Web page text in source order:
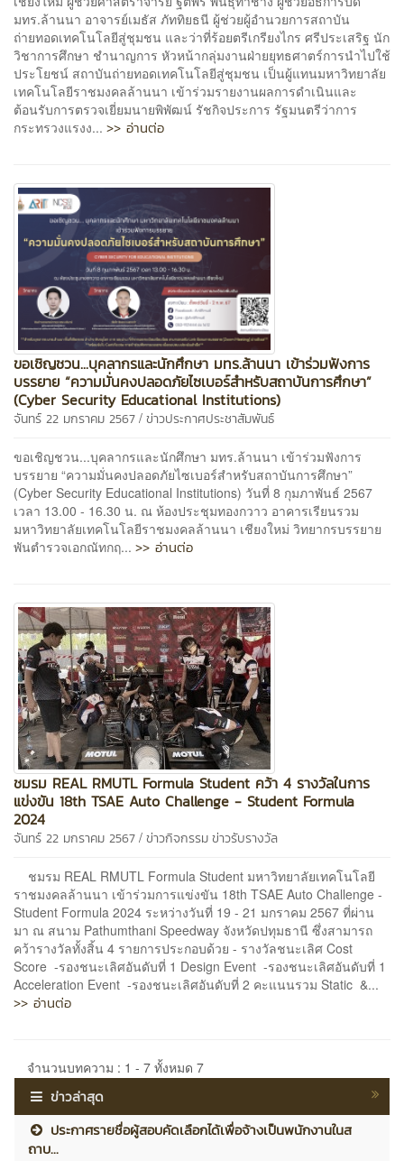
มทร.ล้านนา อาจารย์เมธัส ภัททิยธนี ผู้ช่วยผู้อำนวยการสถาบัน
ถ่ายทอดเทคโนโลยีสู่ชุมชน และว่าที่ร้อยตรีเกรียงไกร ศรีประเสริฐ นัก
วิชาการศึกษา ชำนาญการ หัวหน้ากลุ่มงานฝ่ายยุทธศาตร์การนำไปใช้
ประโยชน์ สถาบันถ่ายทอดเทคโนโลยีสู่ชุมชน เป็นผู้แทนมหาวิทยาลัย
เทคโนโลยีราชมงคลล้านนา เข้าร่วมรายงานผลการดำเนินและ
ต้อนรับการตรวจเยี่ยมนายพิพัฒน์ รัชกิจประการ รัฐมนตรีว่าการ
กระทรวงแรงง... >> อ่านต่อ
ขอเชิญชวน...บุคลากรและนักศึกษา มทร.ล้านนา เข้าร่วมฟังการ
บรรยาย “ความมั่นคงปลอดภัยไซเบอร์สำหรับสถาบันการศึกษา”
(Cyber Security Educational Institutions)
จันทร์ 22 มกราคม 2567 / ข่าวประกาศประชาสัมพันธ์
ขอเชิญชวน...บุคลากรและนักศึกษา มทร.ล้านนา เข้าร่วมฟังการ
บรรยาย “ความมั่นคงปลอดภัยไซเบอร์สำหรับสถาบันการศึกษา”
(Cyber Security Educational Institutions) วันที่ 8 กุมภาพันธ์ 2567
เวลา 13.00 - 16.30 น. ณ ห้องประชุมทองกวาว อาคารเรียนรวม
มหาวิทยาลัยเทคโนโลยีราชมงคลล้านนา เชียงใหม่ วิทยากรบรรยาย
พันตำรวจเอกณัทกฤ... >> อ่านต่อ
ชมรม REAL RMUTL Formula Student คว้า 4 รางวัลในการ
แข่งขัน 18th TSAE Auto Challenge - Student Formula
2024
จันทร์ 22 มกราคม 2567 / ข่าวกิจกรรมข่าวรับรางวัล
ชมรม REAL RMUTL Formula Student มหาวิทยาลัยเทคโนโลยี
ราชมงคลล้านนา เข้าร่วมการแข่งขัน 18th TSAE Auto Challenge -
Student Formula 2024 ระหว่างวันที่ 19 - 21 มกราคม 2567 ที่ผ่าน
มา ณ สนาม Pathumthani Speedway จังหวัดปทุมธานี ซึ่งสามารถ
คว้ารางวัลทั้งสิ้น 4 รายการประกอบด้วย - รางวัลชนะเลิศ Cost
Score -รองชนะเลิศอันดับที่ 1 Design Event -รองชนะเลิศอันดับที่ 1
Acceleration Event -รองชนะเลิศอันดับที่ 2 คะแนนรวม Static &...
>> อ่านต่อ
จำนวนบทความ : 1 - 7 ทั้งหมด 7
ข่าวล่าสุด
ประกาศรายชื่อผู้สอบคัดเลือกได้เพื่อจ้างเป็นพนักงานในส
ถาบ...